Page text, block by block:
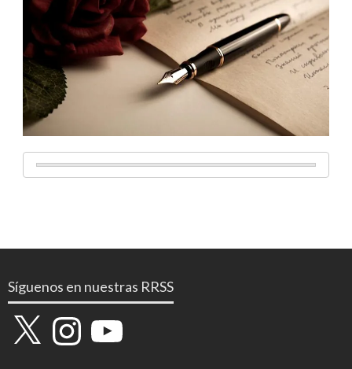
Síguenos en nuestras RRSS
X InstagramYouTube